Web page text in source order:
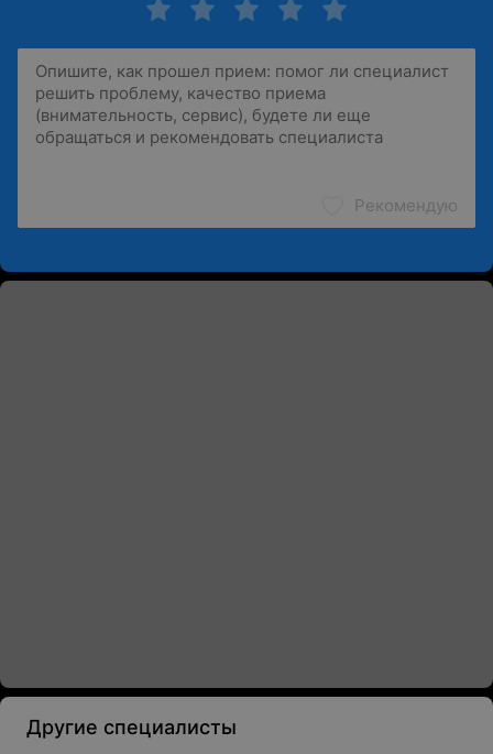
Рекомендую
Другие специалисты